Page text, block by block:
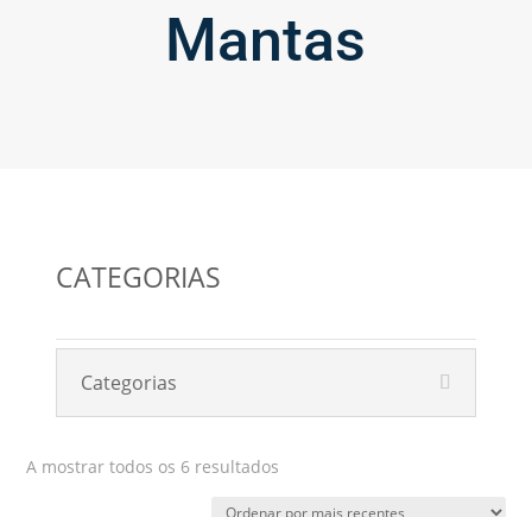
Mantas
CATEGORIAS
Categorias
A mostrar todos os 6 resultados